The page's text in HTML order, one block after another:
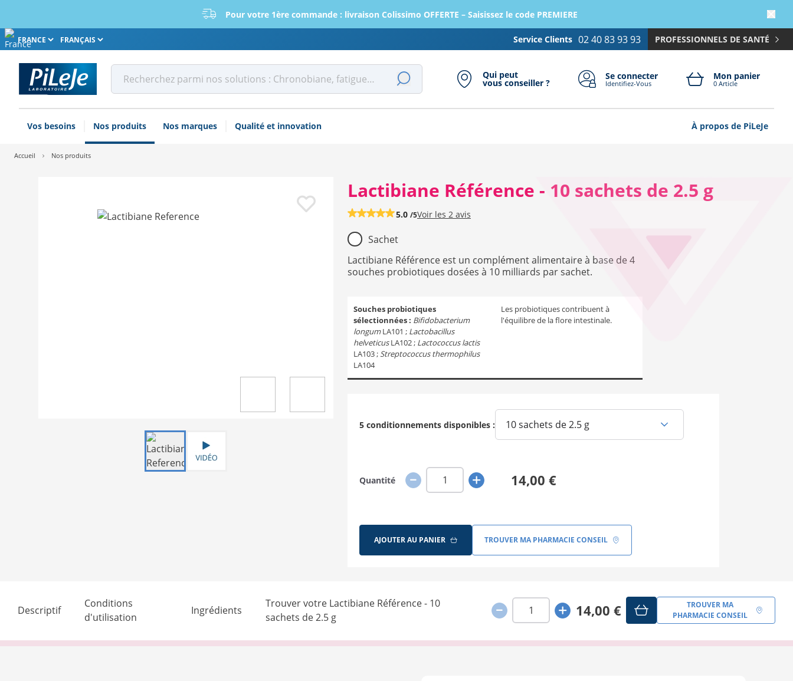
Pour votre 1ère commande : livraison Colissimo OFFERTE – Saisissez le code PREMIERE
Choissisez votre paysChoissisez votre langue Service Clients 02 40 83 93 93 PROFESSIONNELS DE SANTÉ
Qui peut
vous conseiller ?
Se connecter
Identifiez-Vous
Mon panier
0 Article
Vos besoins Nos produits Nos marques Qualité et innovation À propos de PiLeJe
Accueil Nos produits
Lactibiane Référence - 10 sachets de 2.5 g
5.0 /5Voir les 2 avis
Sachet
Lactibiane Référence est un complément alimentaire à base de 4
souches probiotiques dosées à 10 milliards par sachet.
Souches probiotiques
sélectionnées : Bifidobacterium
longumLA101 ; Lactobacillus
helveticusLA102 ; Lactococcus lactis
LA103 ;Streptococcus thermophilus
LA104
Les probiotiques contribuent à
l'équilibre de la flore intestinale.
5 conditionnements disponibles : 10 sachets de 2.5 g
Quantité 14,00 €
AJOUTER AU PANIER TROUVER MA PHARMACIE CONSEIL
Descriptif
Conditions
d'utilisation
Ingrédients
Trouver votre Lactibiane Référence - 10
sachets de 2.5 g
Quantité 14,00 €
TROUVER MA
PHARMACIE CONSEIL